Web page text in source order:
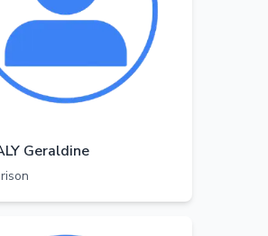
Geraldine